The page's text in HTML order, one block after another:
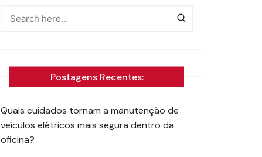
Postagens Recentes:
Quais cuidados tornam a manutenção de
veículos elétricos mais segura dentro da
oficina?